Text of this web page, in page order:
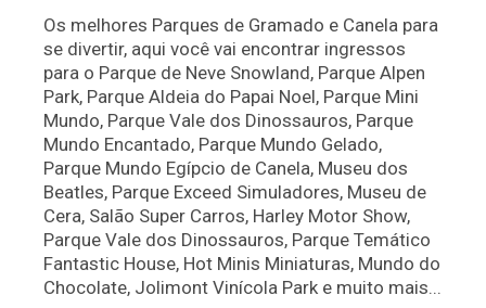
Os melhores Parques de Gramado e Canela para
se divertir, aqui você vai encontrar ingressos
para o Parque de Neve Snowland, Parque Alpen
Park, Parque Aldeia do Papai Noel, Parque Mini
Mundo, Parque Vale dos Dinossauros, Parque
Mundo Encantado, Parque Mundo Gelado,
Parque Mundo Egípcio de Canela, Museu dos
Beatles, Parque Exceed Simuladores, Museu de
Cera, Salão Super Carros, Harley Motor Show,
Parque Vale dos Dinossauros, Parque Temático
Fantastic House, Hot Minis Miniaturas, Mundo do
Chocolate, Jolimont Vinícola Park e muito mais...